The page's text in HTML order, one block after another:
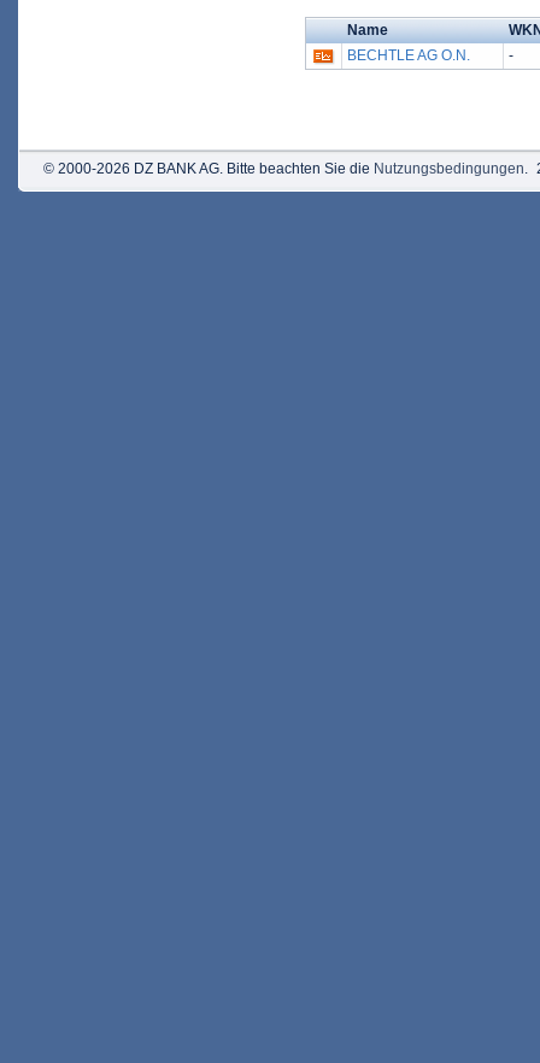
Name
BECHTLE AG O.N.
-
© 2000-2026 DZ BANK AG. Bitte beachten Sie die Nutzungsbedingungen.